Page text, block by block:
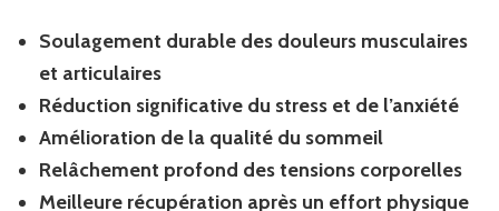
Soulagement durable des douleurs musculaires
et articulaires
Réduction significative du stress et de l’anxiété
Amélioration de la qualité du sommeil
Relâchement profond des tensions corporelles
Meilleure récupération après un effort physique